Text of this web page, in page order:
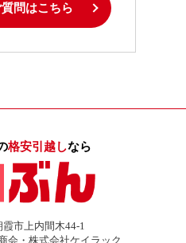
問はこちら
格安引越しなら
市上内間木44-1
会・株式会社ケイラック